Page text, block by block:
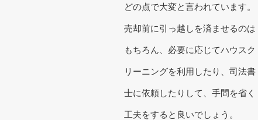
どの点で大変と言われています。
売却前に引っ越しを済ませるのは
もちろん、必要に応じてハウスク
リーニングを利用したり、司法書
士に依頼したりして、手間を省く
工夫をすると良いでしょう。